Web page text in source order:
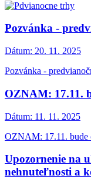
Pozvánka -
Dátum: 20. 11. 2025
Pozvánka -
OZNAM: 17.11.
Dátum: 11. 11. 2025
OZNAM: 17.11. bude
Upozornenie na
nehnuteľnosti a